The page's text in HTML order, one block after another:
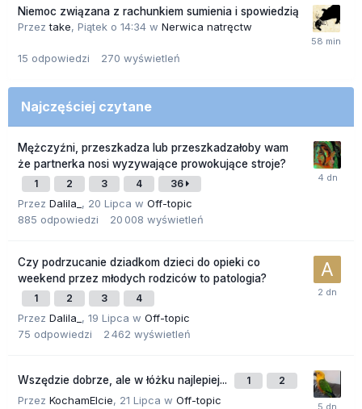
Niemoc związana z rachunkiem sumienia i spowiedzią
Przeztake, Piątek o 14:34 w Nerwica natręctw
15 odpowiedzi 270 wyświetleń
Najczęściej czytane
Mężczyźni, przeszkadza lub przeszkadzałoby wam
że partnerka nosi wyzywające prowokujące stroje?
1 2 3 4 36
Przez Dalila_ , 20 Lipca w Off-topic
885 odpowiedzi 20 008 wyświetleń
Czy podrzucanie dziadkom dzieci do opieki co
weekend przez młodych rodziców to patologia?
1 2 3 4
Przez Dalila_ , 19 Lipca w Off-topic
75 odpowiedzi 2 462 wyświetleń
Wszędzie dobrze, ale w łóżku najlepiej... 1 2
Przez KochamElcie, 21 Lipca w Off-topic